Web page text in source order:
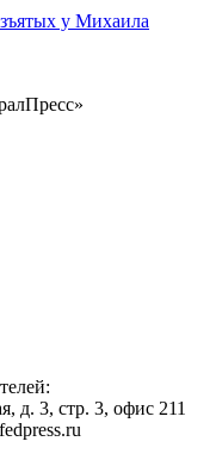
у Михаила
д. 3, стр. 3, офис 211